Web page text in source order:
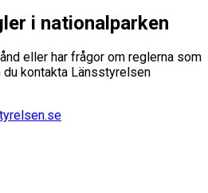
i nationalparken
eller har frågor om reglerna som
du kontakta Länsstyrelsen